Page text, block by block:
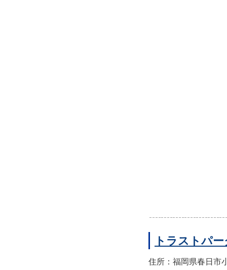
トラストパ
住所：福岡県春日市